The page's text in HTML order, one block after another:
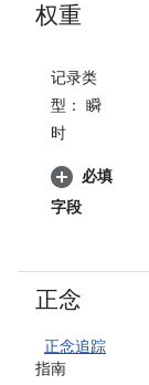
权重
记录类
型： 瞬
时
必填
字段
正念
正念追踪
指南